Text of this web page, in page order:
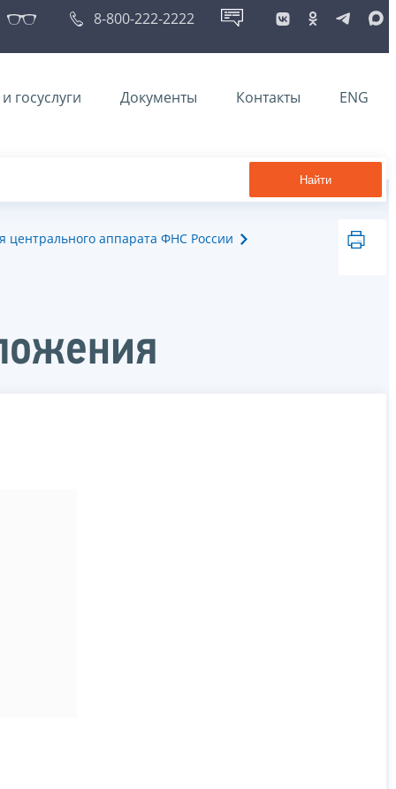
8-800-222-2222
госуслуги Документы Контакты ENG
Найти
центрального аппарата ФНС России